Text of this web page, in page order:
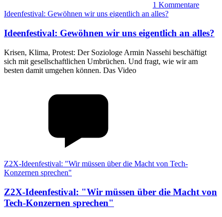
1 Kommentare
Ideenfestival: Gewöhnen wir uns eigentlich an alles?
Ideenfestival: Gewöhnen wir uns eigentlich an alles?
Krisen, Klima, Protest: Der Soziologe Armin Nassehi beschäftigt
sich mit gesellschaftlichen Umbrüchen. Und fragt, wie wir am
besten damit umgehen können. Das Video
Z2X-Ideenfestival: "Wir müssen über die Macht von Tech-
Konzernen sprechen"
Z2X-Ideenfestival: "Wir müssen über die Macht von
Tech-Konzernen sprechen"